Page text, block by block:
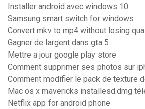
Installer android avec windows 10
Samsung smart switch for windows
Convert mkv to mp4 without losing
Gagner de largent dans gta 5
Mettre a jour google play store
Comment supprimer ses photos sur
Comment modifier le pack de texture
Mac os x mavericks installesd.dmg
Netflix app for android phone